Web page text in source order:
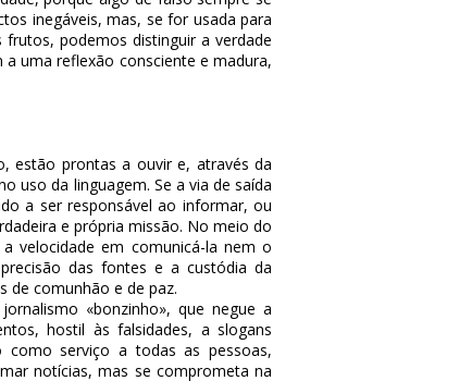
inegáveis, mas, se for usada para
podemos distinguir a verdade
uma reflexão consciente e madura,
estão prontas a ouvir e, através da
uso da linguagem. Se a via de saída
a ser responsável ao informar, ou
e própria missão. No meio do
velocidade em comunicá-la nem o
das fontes e a custódia da
de comunhão e de paz.
«bonzinho», que negue a
hostil às falsidades, a slogans
como serviço a todas as pessoas,
notícias, mas se comprometa na